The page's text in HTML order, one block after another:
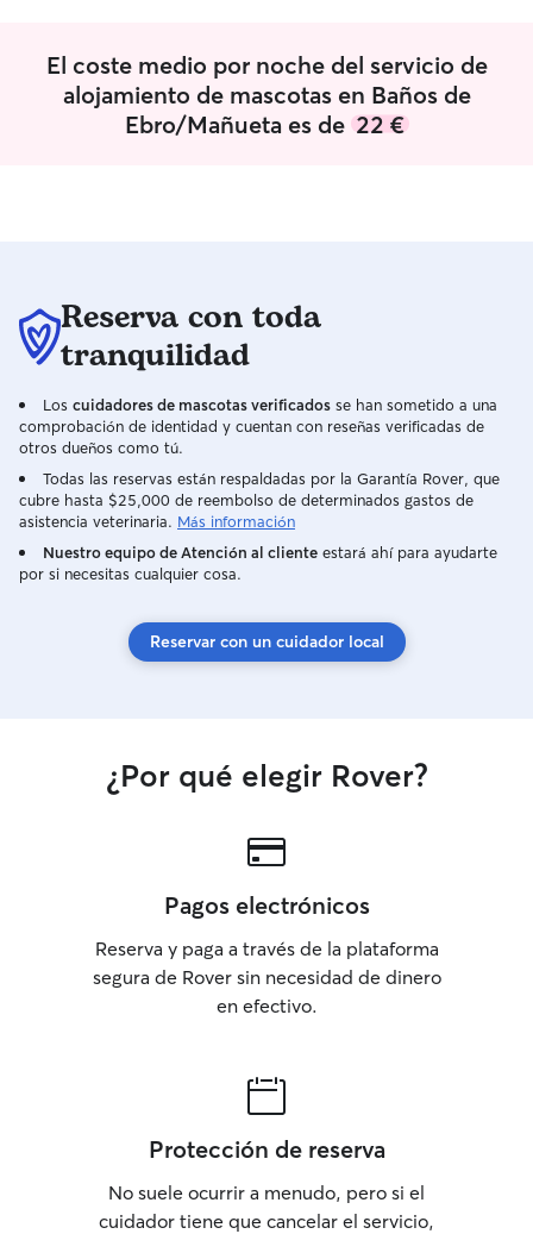
El coste medio por noche del servicio de
alojamiento de mascotas en Baños de
Ebro/Mañueta es de 22 €
Reserva con toda
tranquilidad
Los cuidadores de mascotas verificados se han sometido a una
comprobación de identidad y cuentan con reseñas verificadas de
otros dueños como tú.
Todas las reservas están respaldadas por la Garantía Rover, que
cubre hasta $25,000 de reembolso de determinados gastos de
asistencia veterinaria. Más información
Nuestro equipo de Atención al cliente estará ahí para ayudarte
por si necesitas cualquier cosa.
Reservar con un cuidador local
¿Por qué elegir Rover?
Pagos electrónicos
Reserva y paga a través de la plataforma
segura de Rover sin necesidad de dinero
en efectivo.
Protección de reserva
No suele ocurrir a menudo, pero si el
cuidador tiene que cancelar el servicio,